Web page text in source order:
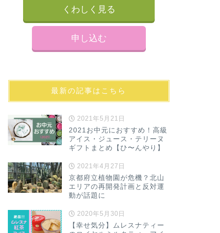
くわしく見る
申し込む
最新の記事はこちら
2021年5月21日
2021お中元におすすめ！高級
アイス・ジュース・テリーヌ
ギフトまとめ【ひ〜んやり】
2021年4月27日
京都府立植物園が危機？北山
エリアの再開発計画と反対運
動が話題に
2020年5月30日
【幸せ気分】ムレスナティー